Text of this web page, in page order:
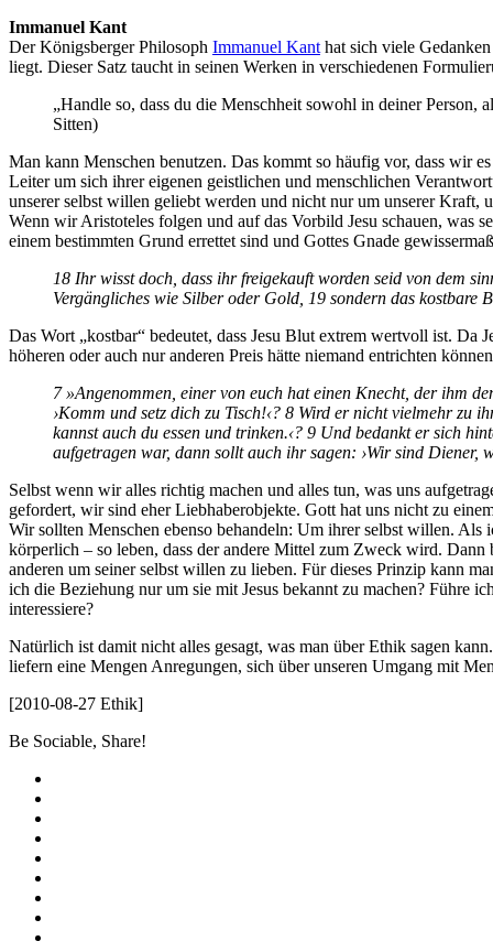
Immanuel Kant
Der Königsberger Philosoph Immanuel Kant hat sich viele
liegt. Dieser Satz taucht in seinen Werken in verschiedenen
„Handle so, dass du die Menschheit sowohl in deiner
Sitten)
Man kann Menschen benutzen. Das kommt so häufig vor, dass wir
Leiter um sich ihrer eigenen geistlichen und menschlichen
unserer selbst willen geliebt werden und nicht nur um unserer Kraft,
Wenn wir Aristoteles folgen und auf das Vorbild Jesu schauen, was
einem bestimmten Grund errettet sind und Gottes Gnade
18 Ihr wisst doch, dass ihr freigekauft worden seid von dem
Vergängliches wie Silber oder Gold, 19 sondern das
Das Wort „kostbar“ bedeutet, dass Jesu Blut extrem wertvoll ist.
höheren oder auch nur anderen Preis hätte niemand entrichten
7 »Angenommen, einer von euch hat einen Knecht, der ihm
›Komm und setz dich zu Tisch!‹? 8 Wird er nicht vielmehr zu
kannst auch du essen und trinken.‹? 9 Und bedankt er sich
aufgetragen war, dann sollt auch ihr sagen: ›Wir sind
Selbst wenn wir alles richtig machen und alles tun, was uns
gefordert, wir sind eher Liebhaberobjekte. Gott hat uns nicht zu
Wir sollten Menschen ebenso behandeln: Um ihrer selbst willen.
körperlich – so leben, dass der andere Mittel zum Zweck wird.
anderen um seiner selbst willen zu lieben. Für dieses Prinzip kann
ich die Beziehung nur um sie mit Jesus bekannt zu machen? Führe
interessiere?
Natürlich ist damit nicht alles gesagt, was man über Ethik sagen
liefern eine Mengen Anregungen, sich über unseren Umgang mit
[2010-08-27 Ethik]
Be Sociable, Share!